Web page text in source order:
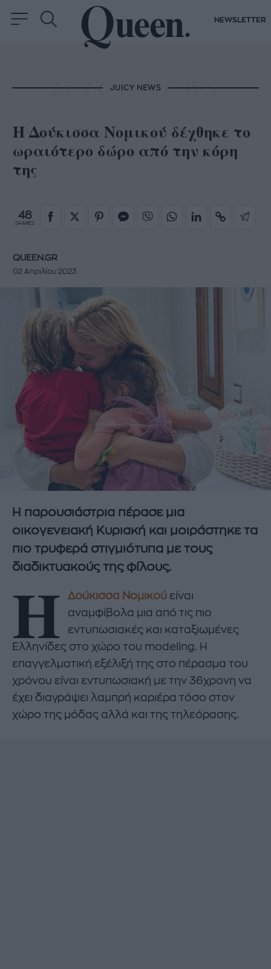
NEWSLETTER
JUICY NEWS
Η Δούκισσα Νομικού δέχθηκε το
ωραιότερο δώρο από την κόρη
της
48
SHARES
QUEEN.GR
02 Απριλίου 2023
Η παρουσιάστρια πέρασε μια
οικογενειακή Κυριακή και μοιράστηκε τα
πιο τρυφερά στιγμιότυπα με τους
διαδικτυακούς της φίλους.
Η Δούκισσα Νομικού είναι
αναμφίβολα μια από τις πιο
εντυπωσιακές και καταξιωμένες
Ελληνίδες στο χώρο του modeling. Η
επαγγελματική εξέλιξή της στο πέρασμα του
χρόνου είναι εντυπωσιακή με την 36χρονη να
έχει διαγράψει λαμπρή καριέρα τόσο στον
χώρο της μόδας αλλά και της τηλεόρασης.